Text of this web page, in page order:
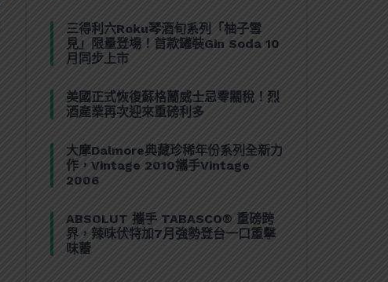
三得利六Roku琴酒旬系列「柚子雪
見」限量登場！首款罐裝Gin Soda 10
月同步上市
美國正式恢復蘇格蘭威士忌零關稅！烈
酒產業再次迎來重磅利多
大摩Dalmore典藏珍稀年份系列全新力
作，Vintage 2010攜手Vintage
2006
ABSOLUT 攜手 TABASCO® 重磅跨
界，辣味伏特加7月強勢登台一口重擊
味蕾